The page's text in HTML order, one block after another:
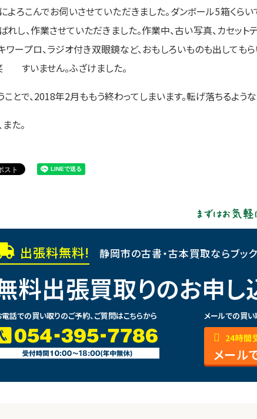
よろこんでお伺いさせていただきました。ダンボール5箱くら
れし、作業させていただきました。作業中、古い写真、カセット
ワープロ、ラジオ付き双眼鏡など、おもしろいものも出しても
すいません。ふざけました。
ことで、2018年2月ももう終わってしまいます。転げ落ちるよう
た。
出張料無料! 静岡市の古書・古本買取ならブッ
料出張買取りのお申し
電話での買い取りのご予約、ご質問はこちらから メールでの買い
24時間
メール